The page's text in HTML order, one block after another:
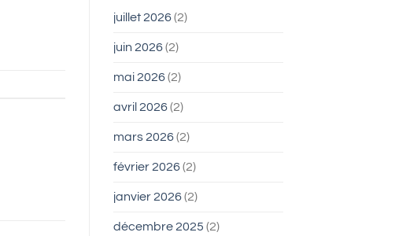
juillet 2026(2)
juin 2026(2)
mai 2026(2)
avril 2026(2)
mars 2026(2)
février 2026(2)
janvier 2026(2)
décembre 2025 (2)